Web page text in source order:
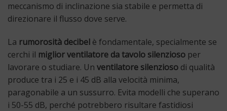
meccanismo di inclinazione sia stabile e permetta di
direzionare il flusso dove serve.
La rumorosità decibel è fondamentale, specialmente se
cerchi il miglior ventilatore da tavolo silenzioso per
lavorare o studiare. Un ventilatore silenzioso di qualità
produce tra i 25 e i 45 dB alla velocità minima,
paragonabile a un sussurro. Evita modelli che superano
i 50-55 dB, perché potrebbero risultare fastidiosi